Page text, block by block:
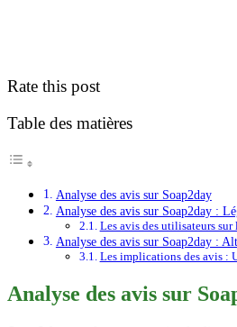
Rate this post
Table des matières
Analyse des avis sur Soap2day
Analyse des avis sur Soap2day :
Les avis des utilisateurs
Analyse des avis sur Soap2day :
Les implications des avis :
Analyse des avis sur